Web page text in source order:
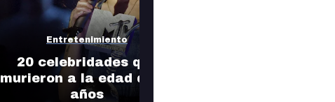
Entretenimiento
20 celebridades que
murieron a la edad de 27
años